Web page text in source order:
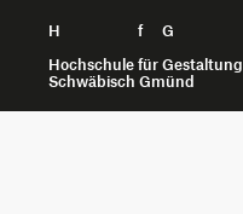
H f
G
Hochschule für Gestaltung
Schwäbisch Gmünd
Zum Seiteninhalt springen